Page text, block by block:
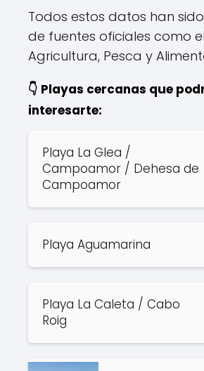
Todos estos datos han
de fuentes oficiales como
Agricultura, Pesca y
👇 Playas cercanas que
interesarte:
Playa La Glea /
Campoamor / Dehesa de
Campoamor
Playa Aguamarina
Playa La Caleta / Cabo
Roig